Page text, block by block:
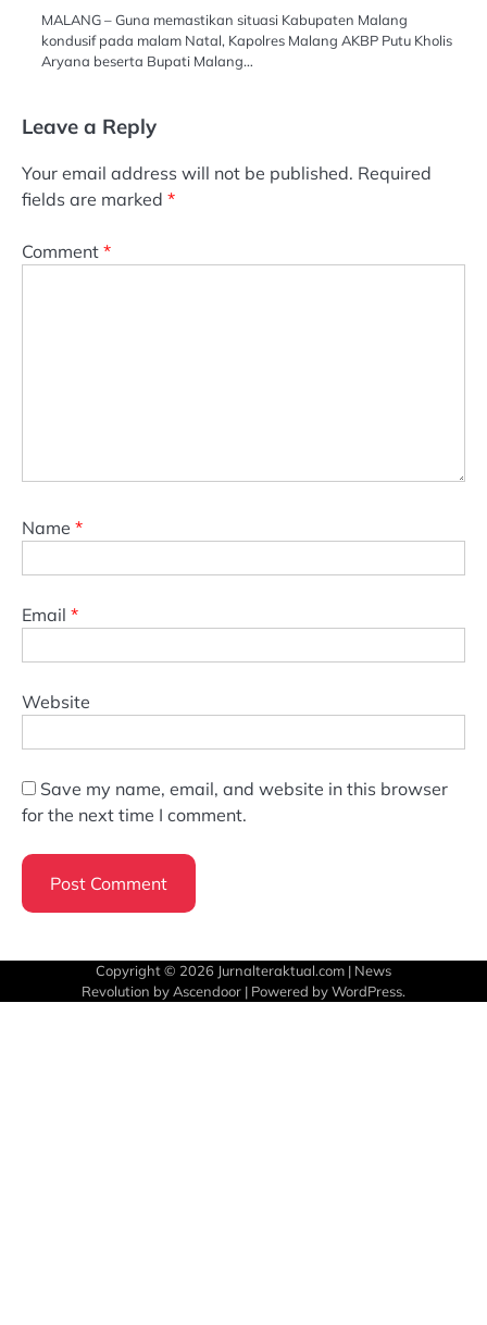
MALANG – Guna memastikan situasi Kabupaten Malang
kondusif pada malam Natal, Kapolres Malang AKBP Putu Kholis
Aryana beserta Bupati Malang…
Leave a Reply
Your email address will not be published. Required
fields are marked *
Comment *
Name *
Email *
Website
Save my name, email, and website in this browser
for the next time I comment.
Copyright © 2026 Jurnalteraktual.com | News
Revolution byAscendoor | Powered byWordPress.